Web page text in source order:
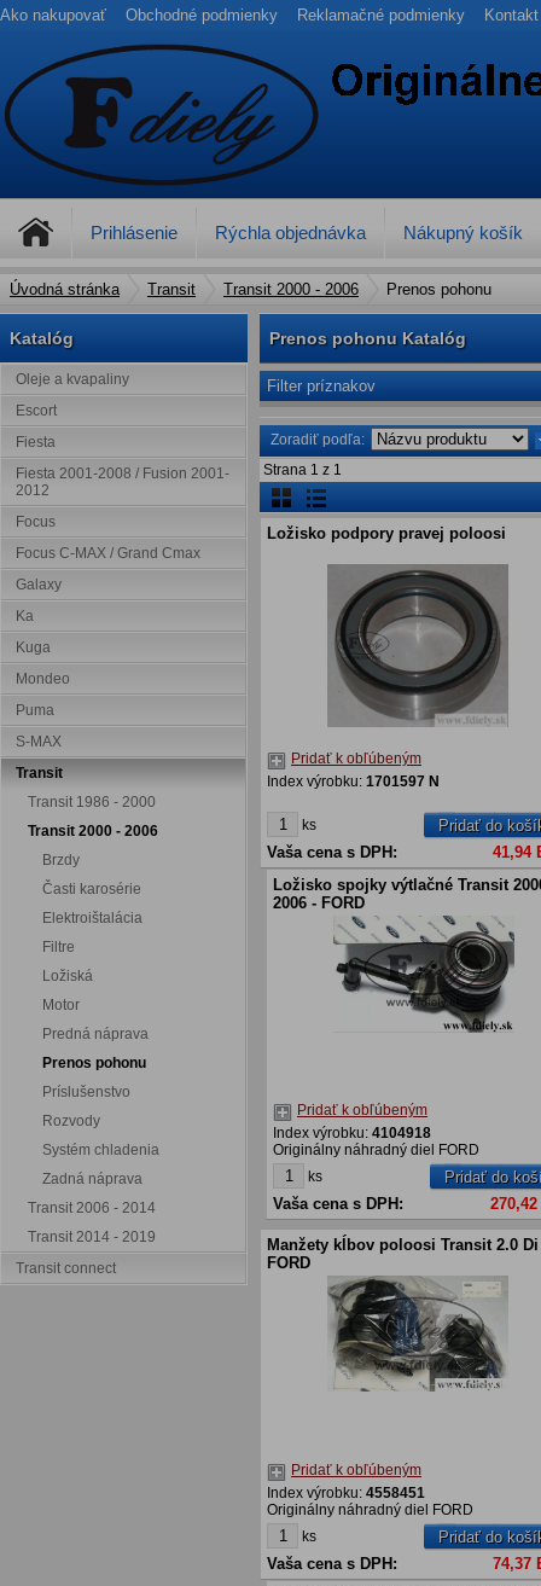
Ako nakupovať Obchodné podmienky Reklamačné podmienky Kontakt
Prihlásenie Rýchla objednávka Nákupný košík
Úvodná stránka Transit Transit 2000 - 2006 Prenos pohonu
Katalóg
Oleje a kvapaliny
Escort
Fiesta
Fiesta 2001-2008 / Fusion 2001-
2012
Focus
Focus C-MAX / Grand Cmax
Galaxy
Ka
Kuga
Mondeo
Puma
S-MAX
Transit
Transit 1986 - 2000
Transit 2000 - 2006
Brzdy
Časti karosérie
Elektroištalácia
Filtre
Ložiská
Motor
Predná náprava
Prenos pohonu
Príslušenstvo
Rozvody
Systém chladenia
Zadná náprava
Transit 2006 - 2014
Transit 2014 - 2019
Transit connect
Prenos pohonu Katalóg
Filter príznakov
Zoradiť podľa:
Strana 1 z 1
Ložisko podpory pravej poloosi
Pridať k obľúbeným
Index výrobku: 1701597 N
ks
Pridať do
Vaša cena s DPH:
41,94
Ložisko spojky výtlačné Transit
2006 - FORD
Pridať k obľúbeným
Index výrobku: 4104918
Originálny náhradný diel FORD
ks
Pridať do
Vaša cena s DPH:
Manžety kĺbov poloosi Transit 2.0 Di
FORD
Pridať k obľúbeným
Index výrobku: 4558451
Originálny náhradný diel FORD
ks
Pridať do
Vaša cena s DPH:
74,37